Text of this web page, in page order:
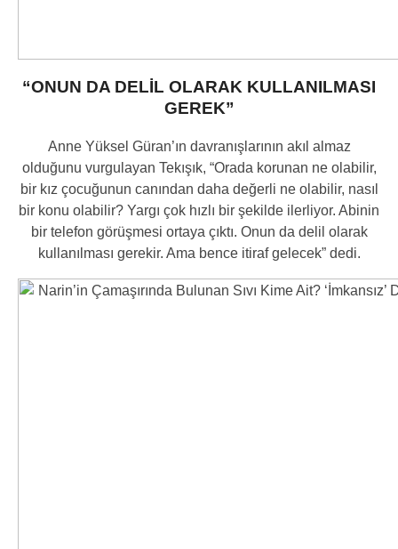
“ONUN DA DELİL OLARAK KULLANILMASI
GEREK”
Anne Yüksel Güran’ın davranışlarının akıl almaz
olduğunu vurgulayan Tekışık, “Orada korunan ne olabilir,
bir kız çocuğunun canından daha değerli ne olabilir, nasıl
bir konu olabilir? Yargı çok hızlı bir şekilde ilerliyor. Abinin
bir telefon görüşmesi ortaya çıktı. Onun da delil olarak
kullanılması gerekir. Ama bence itiraf gelecek” dedi.